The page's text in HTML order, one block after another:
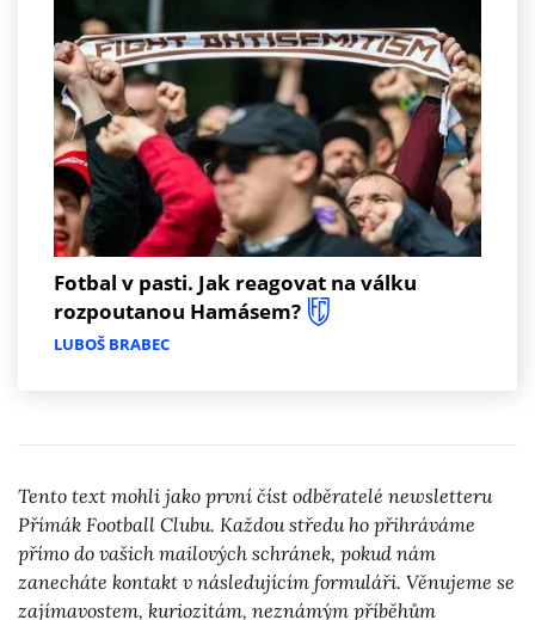
Fotbal v pasti. Jak reagovat na válku
rozpoutanou Hamásem?
LUBOŠ BRABEC
Tento text mohli jako první číst odběratelé newsletteru
Přímák Football Clubu. Každou středu ho přihráváme
přímo do vašich mailových schránek, pokud nám
zanecháte kontakt v následujícím formuláři. Věnujeme se
zajímavostem, kuriozitám, neznámým příběhům